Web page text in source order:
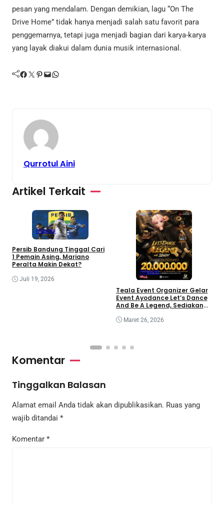
pesan yang mendalam. Dengan demikian, lagu “On The
Drive Home” tidak hanya menjadi salah satu favorit para
penggemarnya, tetapi juga menjadi bagian dari karya-karya
yang layak diakui dalam dunia musik internasional.
Facebook Twitter Pinterest Mail WhatsApp
Qurrotul Aini
Artikel Terkait
Hiburan
Persib Bandung Tinggal Cari
1 Pemain Asing, Mariano
Peralta Makin Dekat?
Juli 19, 2026
Hiburan
Teala Event Organizer Gelar
Event Ayodance Let’s Dance
And Be A Legend, Sediakan
Maret 26, 2026
Komentar
Tinggalkan Balasan
Alamat email Anda tidak akan dipublikasikan. Ruas yang
wajib ditandai *
Komentar *